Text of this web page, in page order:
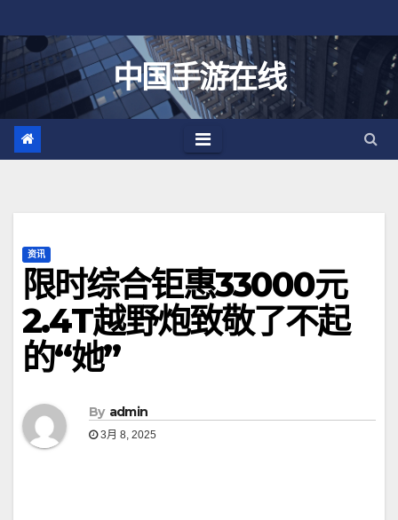
至
中国手游在线
资讯
限时综合钜惠33000元
2.4T越野炮致敬了不起
的“她”
By admin
3月 8, 2025